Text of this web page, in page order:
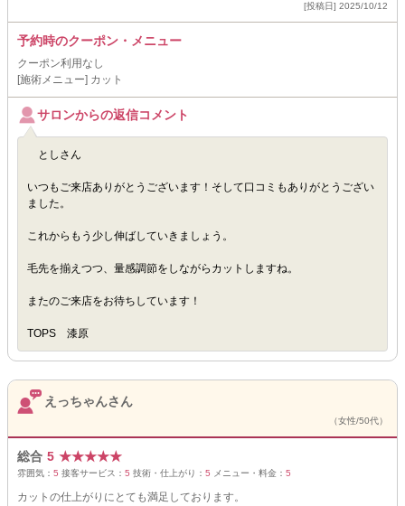
[投稿日] 2025/10/12
予約時のクーポン・メニュー
クーポン利用なし
[施術メニュー] カット
サロンからの返信コメント
としさん
いつもご来店ありがとうございます！そして口コミもありがとうござい
ました。
これからもう少し伸ばしていきましょう。
毛先を揃えつつ、量感調節をしながらカットしますね。
またのご来店をお待ちしています！
TOPS 漆原
えっちゃんさん
（女性/50代）
総合 5 ★★★★★
雰囲気： 5 接客サービス： 5 技術・仕上がり： 5 メニュー・料金： 5
カットの仕上がりにとても満足しております。